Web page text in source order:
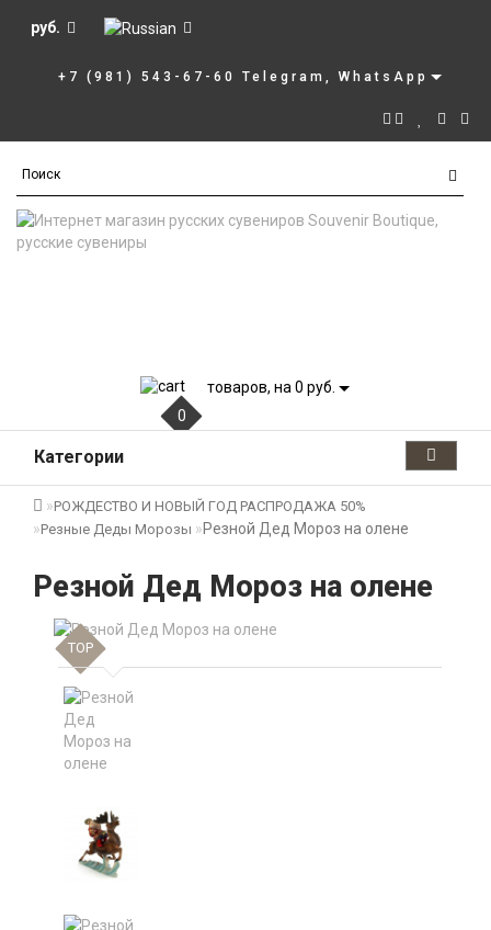
руб.
+7 (981) 543-67-60 Telegram, WhatsApp
0
товаров, на 0 руб.
Категории
РОЖДЕСТВО И НОВЫЙ ГОД РАСПРОДАЖА 50%
Резные Деды Морозы
Резной Дед Мороз на олене
Резной Дед Мороз на олене
TOP